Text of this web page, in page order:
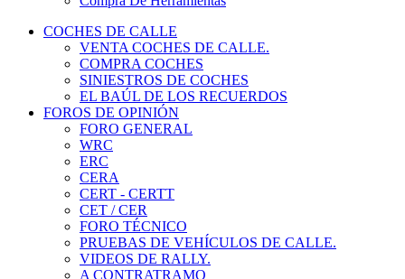
COCHES DE CALLE
VENTA COCHES DE CALLE.
COMPRA COCHES
SINIESTROS DE COCHES
EL BAÚL DE LOS RECUERDOS
FOROS DE OPINIÓN
FORO GENERAL
WRC
ERC
CERA
CERT - CERTT
CET / CER
FORO TÉCNICO
PRUEBAS DE VEHÍCULOS DE CALLE.
VIDEOS DE RALLY.
A CONTRATRAMO
TIENDA ONLINE